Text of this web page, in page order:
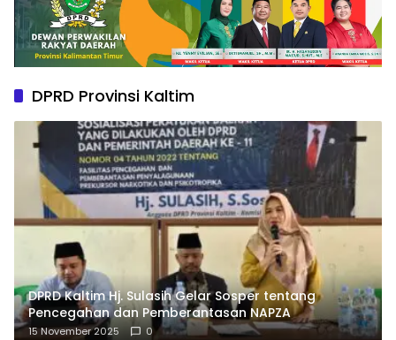
DPRD Provinsi Kaltim
DPRD Kaltim Hj. Sulasih Gelar Sosper tentang
Pencegahan dan Pemberantasan NAPZA
15 November 2025 0